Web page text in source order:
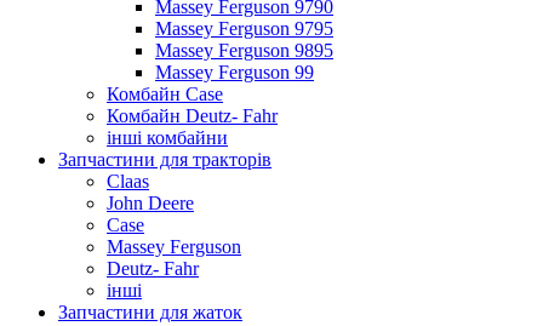
Massey Ferguson 9790
Massey Ferguson 9795
Massey Ferguson 9895
Massey Ferguson 99
Комбайн Case
Комбайн Deutz- Fahr
інші комбайни
Запчастини для тракторів
Claas
John Deere
Case
Massey Ferguson
Deutz- Fahr
інші
Запчастини для жаток